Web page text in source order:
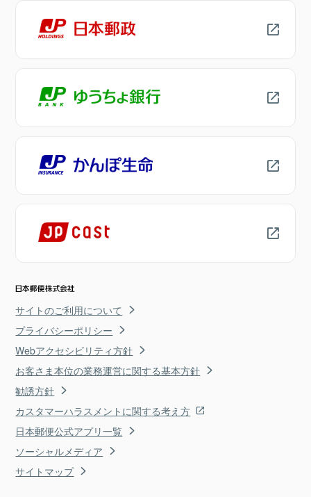
サイトのご利用について
プライバシーポリシー
Webアクセシビリティ方針
お客さま本位の業務運営に関する基本方針
勧誘方針
カスタマーハラスメントに関する考え方
日本郵便公式アプリ一覧
ソーシャルメディア
サイトマップ